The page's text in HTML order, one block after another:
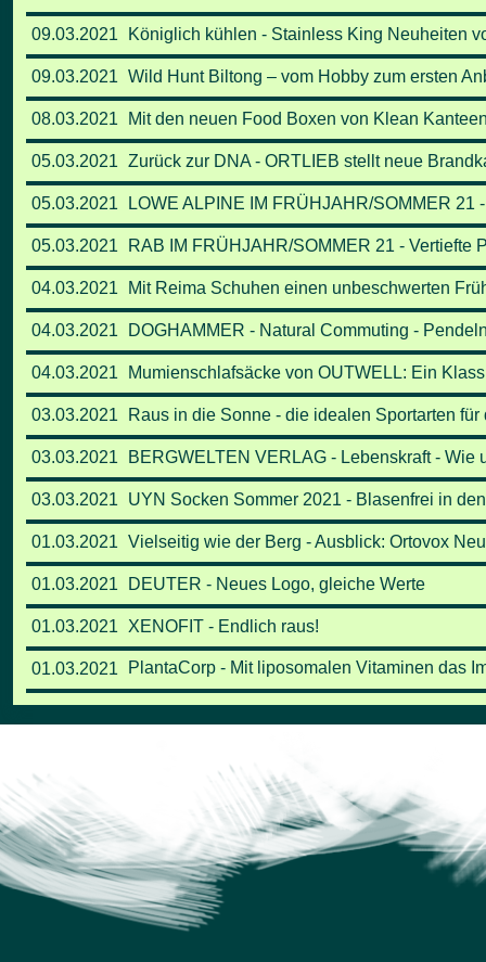
09.03.2021 Königlich kühlen - Stainless King Neuheiten
09.03.2021 Wild Hunt Biltong – vom Hobby zum ersten
08.03.2021 Mit den neuen Food Boxen von Klean
05.03.2021 Zurück zur DNA - ORTLIEB stellt neue
05.03.2021 LOWE ALPINE IM FRÜHJAHR/SOMMER 21
05.03.2021 RAB IM FRÜHJAHR/SOMMER 21 - Vertiefte
04.03.2021 Mit Reima Schuhen einen unbeschwerten
04.03.2021 DOGHAMMER - Natural Commuting -
04.03.2021 Mumienschlafsäcke von OUTWELL: Ein
03.03.2021 Raus in die Sonne - die idealen Sportarten
03.03.2021 BERGWELTEN VERLAG - Lebenskraft -
03.03.2021 UYN Socken Sommer 2021 - Blasenfrei in
01.03.2021 Vielseitig wie der Berg - Ausblick: Ortovox
01.03.2021 DEUTER - Neues Logo, gleiche Werte
01.03.2021 XENOFIT - Endlich raus!
01.03.2021 PlantaCorp - Mit liposomalen Vitaminen das